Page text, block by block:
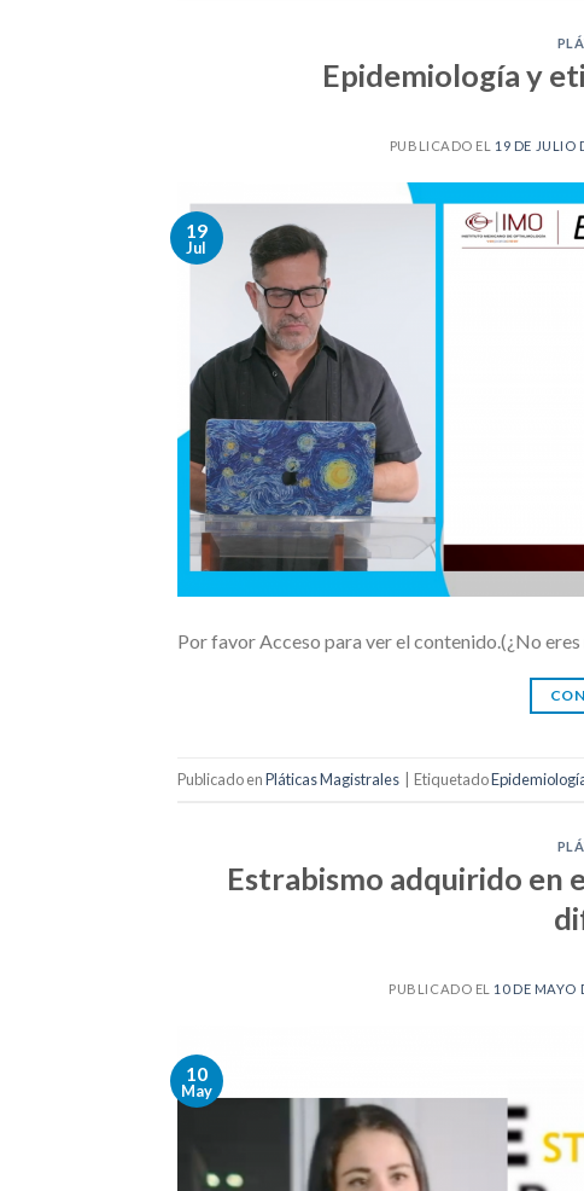
Epidemiología y
PUBLICADO EL 19 DE JULIO
19
Jul
Por favor Acceso para ver el contenido.(¿No
Publicado enPláticas Magistrales Etiquetado
Estrabismo adquirido en
PUBLICADO EL 10 DE MAYO
10
May